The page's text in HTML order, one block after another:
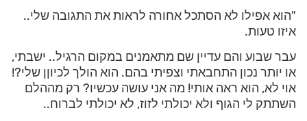
"הוא אפילו לא הסתכל אחורה לראות את התגובה שלי..
איזו טעות.
עבר שבוע והם עדיין שם מתאמנים במקום הרגיל.. ישבתי,
או יותר נכון התחבאתי וצפיתי בהם. הוא הולך לכיוןן שלי?!
אוי לא, הוא ראה אותי! מה אני עושה עכשיו? רק מההלם
השתתק לי הגוף ולא יכולתי לזוז, לא יכולתי לברוח..